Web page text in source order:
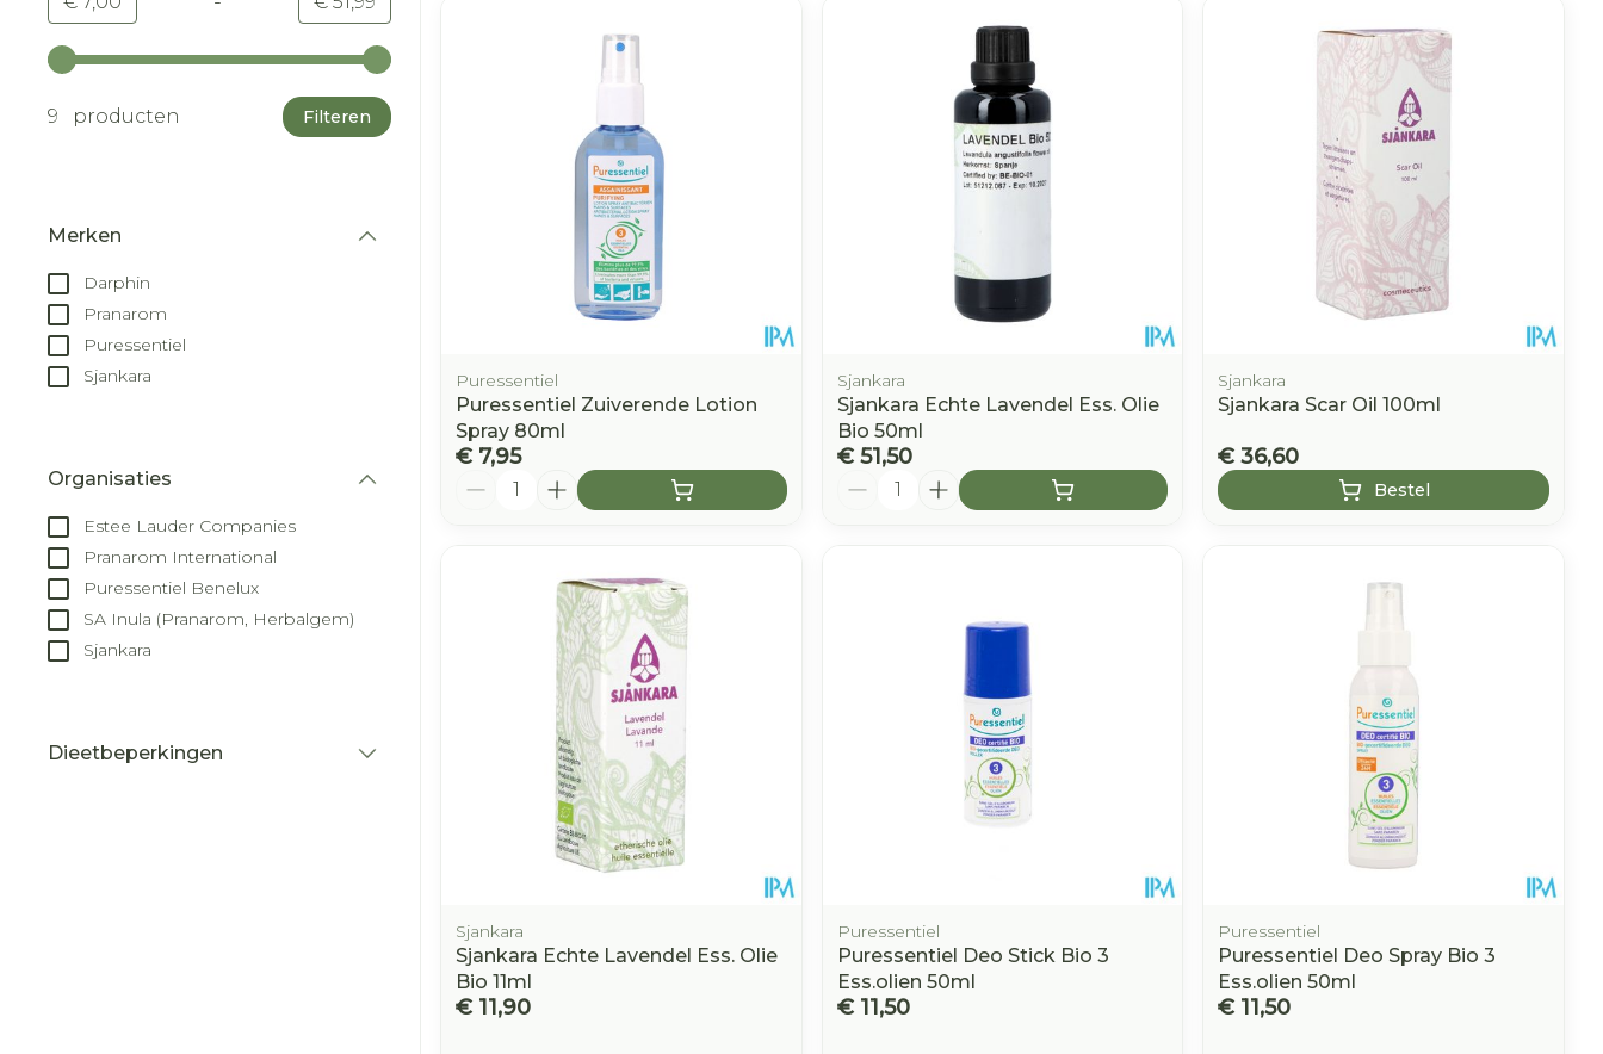
Gebruik de pijltjestoetsen links en rechts om de minimale en maximale prijswaarden aan te passen.
9 producten Filteren
Merken
Darphin
Pranarom
Puressentiel
Sjankara
Organisaties
Estee Lauder Companies
Pranarom International
Puressentiel Benelux
SA Inula (Pranarom, Herbalgem)
Sjankara
Dieetbeperkingen
Puressentiel
Puressentiel Zuiverende Lotion
Spray 80ml
€ 7,95
Aantal
Sjankara
Sjankara Echte Lavendel Ess. Olie
Bio 50ml
€ 51,50
Aantal
Sjankara
Sjankara Scar Oil 100ml
€ 36,60
Bestel
Sjankara
Sjankara Echte Lavendel Ess. Olie
Bio 11ml
€ 11,90
Puressentiel
Puressentiel Deo Stick Bio 3
Ess.olien 50ml
€ 11,50
Puressentiel
Puressentiel Deo Spray Bio 3
Ess.olien 50ml
€ 11,50